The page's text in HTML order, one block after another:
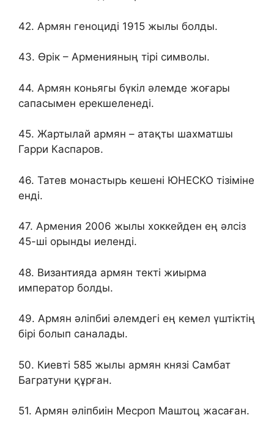
42. Армян геноциді 1915 жылы болды.
43. Өрік – Арменияның тірі символы.
44. Армян коньягы бүкіл әлемде жоғары
сапасымен ерекшеленеді.
45. Жартылай армян – атақты шахматшы
Гарри Каспаров.
46. Татев монастырь кешені ЮНЕСКО тізіміне
енді.
47. Армения 2006 жылы хоккейден ең әлсіз
45-ші орынды иеленді.
48. Византияда армян текті жиырма
император болды.
49. Армян әліпбиі әлемдегі ең кемел үштіктің
бірі болып саналады.
50. Киевті 585 жылы армян князі Самбат
Багратуни құрған.
51. Армян әліпбиін Месроп Маштоц жасаған.